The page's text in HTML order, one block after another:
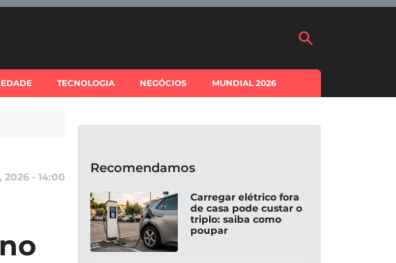
TECNOLOGIA NEGÓCIOS MUNDIAL 2026
2026 - 14:00
Recomendamos
Carregar elétrico fora
de casa pode custar o
triplo: saiba como
poupar